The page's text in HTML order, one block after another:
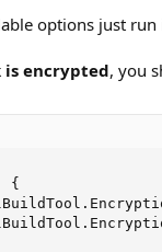
н
я
options just
is encrypted, you
{